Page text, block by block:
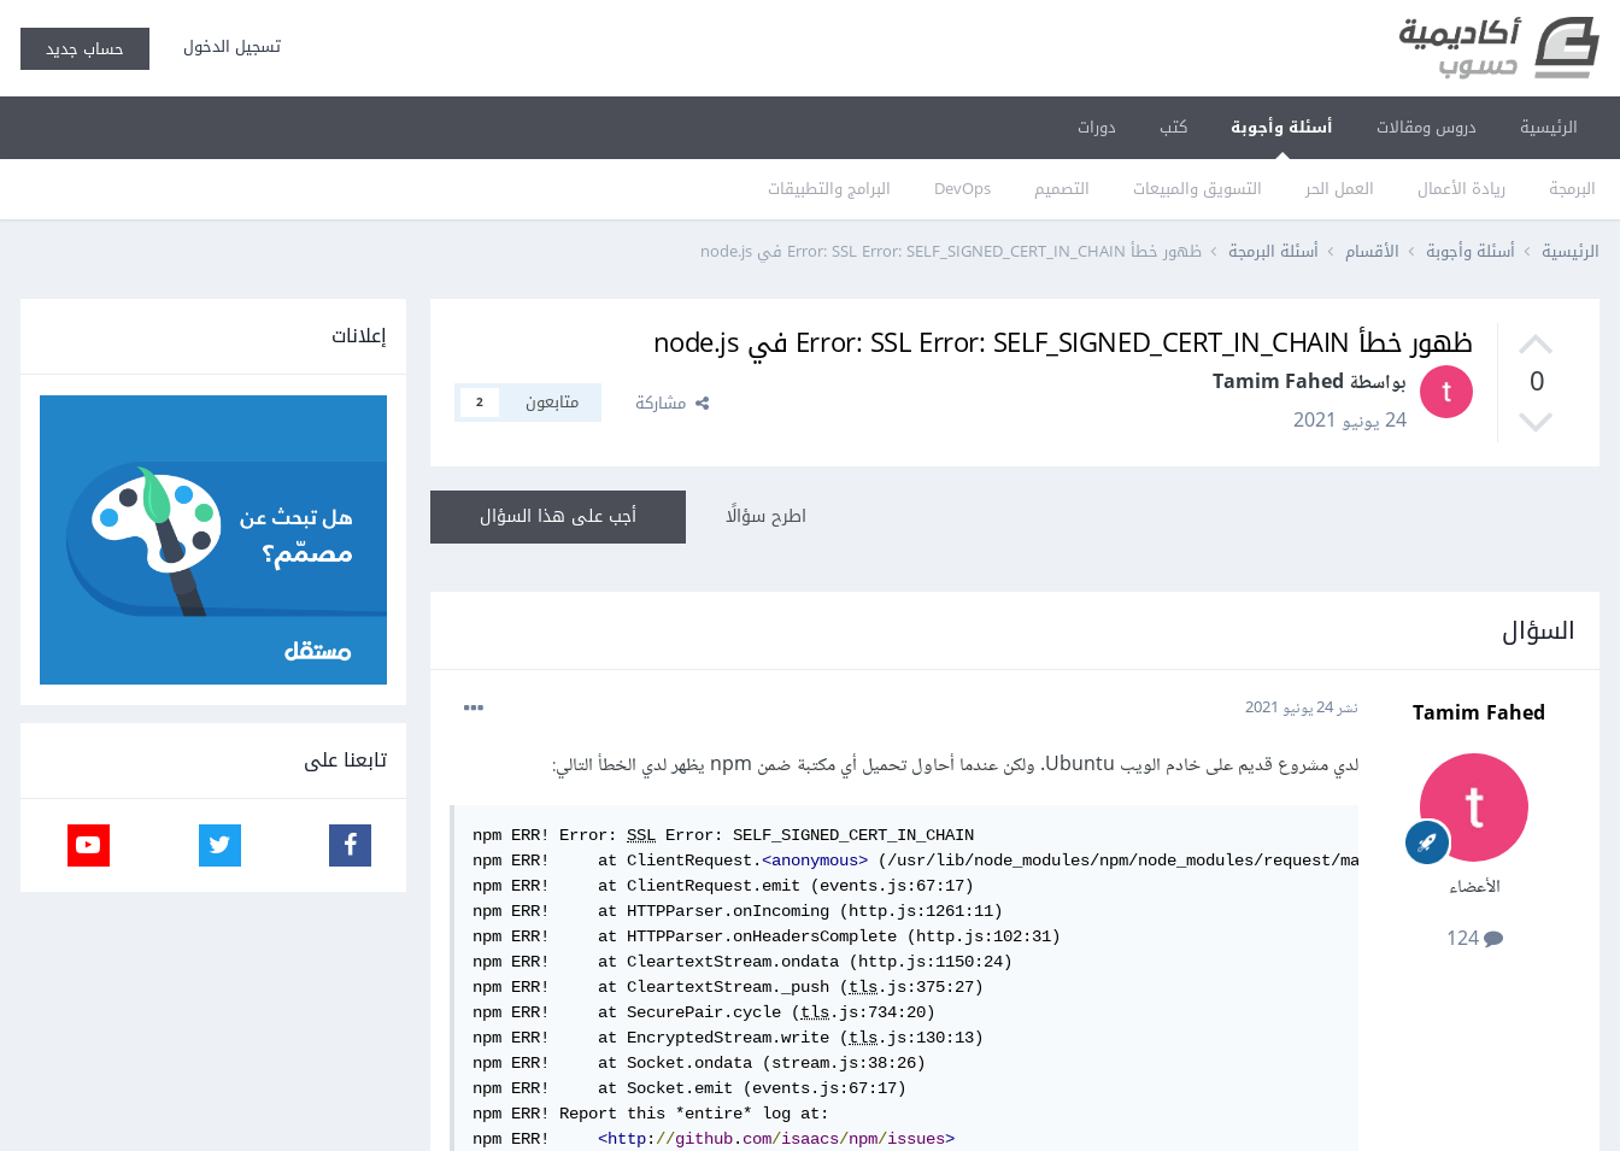
تسجيل الدخول حساب جديد
الرئيسية دروس ومقالات أسئلة وأجوبة
البرمجة ريادة الأعمال العمل الحر التسويق والمبيعات التصميم DevOps البرامج والتطبيقات
كتب دورات
الرئيسية أسئلة وأجوبة الأقسام أسئلة البرمجة ظهور خطأ Error: SSL Error: SELF_SIGNED_CERT_IN_CHAIN في node.js
0
ظهور خطأ Error: SSL Error: SELF_SIGNED_CERT_IN_CHAIN في node.js
بواسطة Tamim Fahed
24 يونيو 2021
مشاركة متابعون 2
أجب على هذا السؤال اطرح سؤالًا
السؤال
Tamim Fahed
الأعضاء
124
نشر24 يونيو 2021
لدي مشروع قديم على خادم الويب Ubuntu. ولكن عندما أحاول تحميل أي مكتبة ضمن npm يظهر لدي الخطأ التالي:
npm ERR! Error: SSL Error: SELF_SIGNED_CERT_IN_CHAIN
npm ERR!     at ClientRequest.<anonymous> (/usr/lib/node_modules/npm/node_modules/request/main.js:252:28)
npm ERR!     at ClientRequest.emit (events.js:67:17)
npm ERR!     at HTTPParser.onIncoming (http.js:1261:11)
npm ERR!     at HTTPParser.onHeadersComplete (http.js:102:31)
npm ERR!     at CleartextStream.ondata (http.js:1150:24)
npm ERR!     at CleartextStream._push (tls.js:375:27)
npm ERR!     at SecurePair.cycle (tls.js:734:20)
npm ERR!     at EncryptedStream.write (tls.js:130:13)
npm ERR!     at Socket.ondata (stream.js:38:26)
npm ERR!     at Socket.emit (events.js:67:17)
npm ERR! Report this *entire* log at:
npm ERR! <http: //github. com/isaacs/npm/issues>
إعلانات
تابعنا على